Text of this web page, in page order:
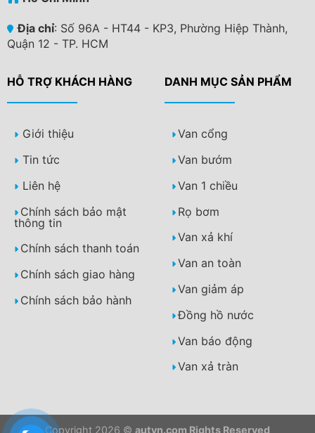
Địa chỉ: Số 96A - HT44 - KP3, Phường Hiệp Thành,
Quận 12 - TP. HCM
HỖ TRỢ KHÁCH HÀNG DANH MỤC SẢN PHẨM
Giới thiệu
Tin tức
Liên hệ
Chính sách bảo mật
thông tin
Chính sách thanh toán
Chính sách giao hàng
Chính sách bảo hành
Van cổng
Van bướm
Van 1 chiều
Rọ bơm
Van xả khí
Van an toàn
Van giảm áp
Đồng hồ nước
Van báo động
Van xả tràn
Copyright 2026 © autvn.com Rights Reserved